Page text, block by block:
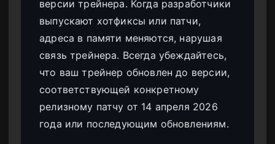
версии трейнера. Когда разработчики
выпускают хотфиксы или патчи,
адреса в памяти меняются, нарушая
связь трейнера. Всегда убеждайтесь,
что ваш трейнер обновлен до версии,
соответствующей конкретному
релизному патчу от 14 апреля 2026
года или последующим обновлениям.